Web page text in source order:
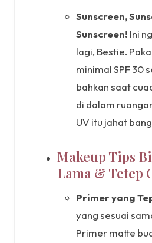
Sunscreen,
Sunscreen! Ini
lagi, Bestie.
minimal SPF 30
bahkan saat
di dalam
UV itu jahat
Makeup Tips
Lama & Tetep
Primer yang
yang sesuai
Primer matte